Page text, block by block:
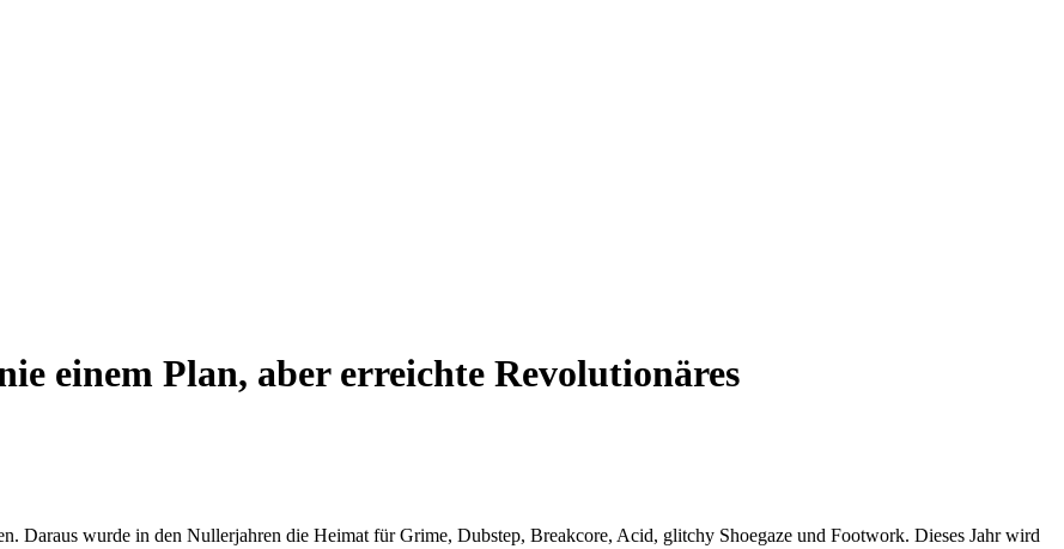
einem Plan, aber erreichte Revolutionäres
Daraus wurde in den Nullerjahren die Heimat für Grime, Dubstep, Breakcore, Acid, glitchy Shoegaze und Footwork. Dieses Jahr wird